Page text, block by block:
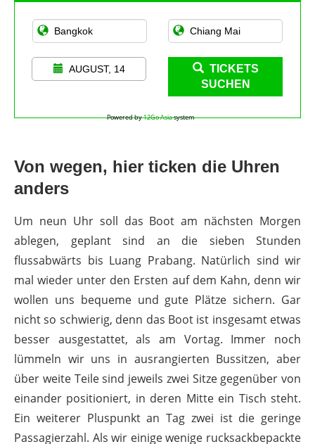
AUGUST, 14
TICKETS
SUCHEN
Powered by12Go Asiasystem
Von wegen, hier ticken die Uhren
anders
Um neun Uhr soll das Boot am nächsten Morgen
ablegen, geplant sind an die sieben Stunden
flussabwärts bis Luang Prabang. Natürlich sind wir
mal wieder unter den Ersten auf dem Kahn, denn wir
wollen uns bequeme und gute Plätze sichern. Gar
nicht so schwierig, denn das Boot ist insgesamt etwas
besser ausgestattet, als am Vortag. Immer noch
lümmeln wir uns in ausrangierten Bussitzen, aber
über weite Teile sind jeweils zwei Sitze gegenüber von
einander positioniert, in deren Mitte ein Tisch steht.
Ein weiterer Pluspunkt an Tag zwei ist die geringe
Passagierzahl. Als wir einige wenige rucksackbepackte